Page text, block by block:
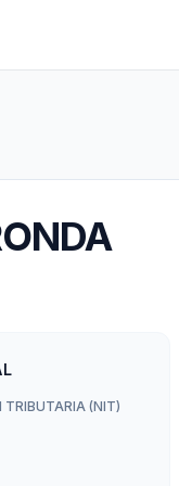
TRIBUTARIA (NIT)